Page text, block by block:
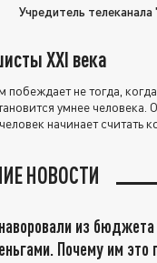
Учредитель
XXI века
побеждает не тогда,
умнее человека.
начинает считать
НОВОСТИ
из
Почему им это